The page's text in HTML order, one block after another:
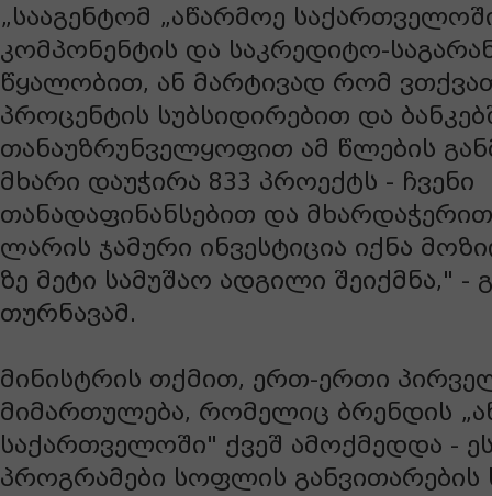
„სააგენტომ „აწარმოე
კომპონენტის და საკრედიტო-
წყალობით, ან მარტივად რომ
პროცენტის სუბსიდირებით და
თანაუზრუნველყოფით ამ წლების
მხარი დაუჭირა 833 პროექტს - ჩვენი
თანადაფინანსებით და
ლარის ჯამური ინვესტიცია იქნა
ზე მეტი სამუშაო ადგილი შეიქმნა," -
თურნავამ.
მინისტრის თქმით, ერთ-ერთი
მიმართულება, რომელიც ბრენდის
საქართველოში" ქვეშ ამოქმედდა -
პროგრამები სოფლის განვითარების